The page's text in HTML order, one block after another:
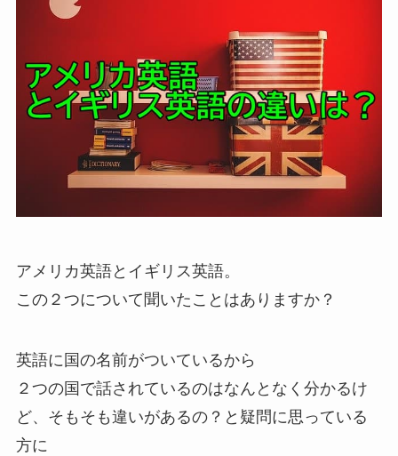
アメリカ英語とイギリス英語。
この２つについて聞いたことはありますか？
英語に国の名前がついているから
２つの国で話されているのはなんとなく分かるけ
ど、そもそも違いがあるの？と疑問に思っている
方に